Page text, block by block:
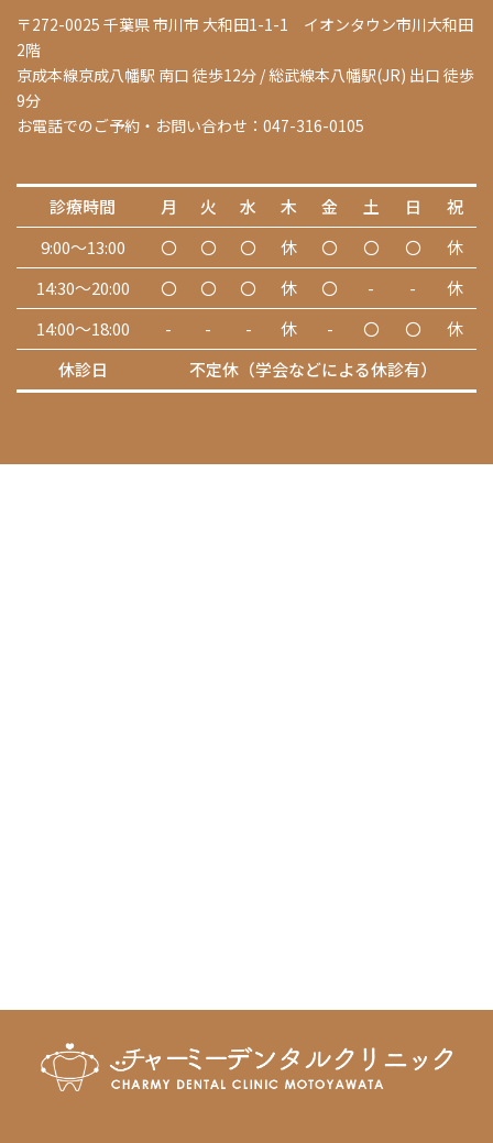
〒272-0025 千葉県 市川市 大和田1-1-1 イオンタウン市川大和田
2階
京成本線京成八幡駅 南口 徒歩12分 / 総武線本八幡駅(JR) 出口 徒歩
9分
お電話でのご予約・お問い合わせ：047-316-0105
診療時間 月 火 水 木 金 土 日
祝
9:00～13:00
〇 〇 〇 休 〇 〇 〇
休
14:30～20:00
〇 〇 〇 休 〇 - -
休
14:00～18:00
- - - 休 - 〇 〇
休
休診日
不定休（学会などによる休診有）